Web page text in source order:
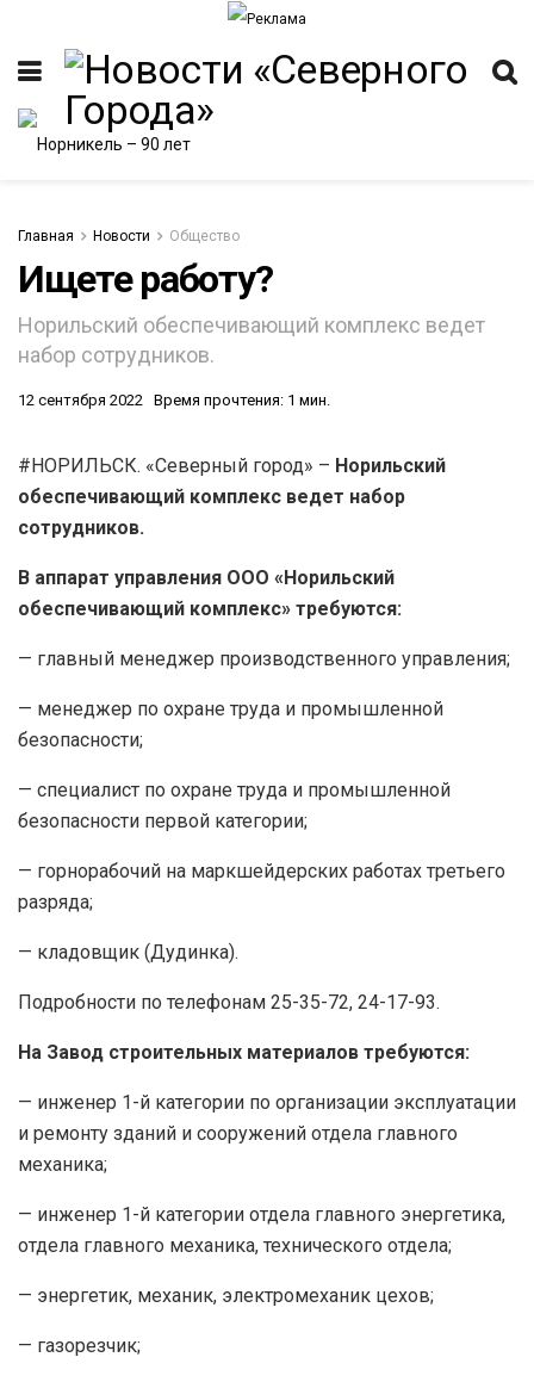
Главная Новости Общество
Ищете работу?
Норильский обеспечивающий комплекс ведет
набор сотрудников.
12 сентября 2022 Время прочтения: 1 мин.
#НОРИЛЬСК. «Северный город» – Норильский
обеспечивающий комплекс ведет набор
сотрудников.
В аппарат управления ООО «Норильский
обеспечивающий комплекс» требуются:
— главный менеджер производственного управления;
— менеджер по охране труда и промышленной
безопасности;
— специалист по охране труда и промышленной
безопасности первой категории;
— горнорабочий на маркшейдерских работах третьего
разряда;
— кладовщик (Дудинка).
Подробности по телефонам 25-35-72, 24-17-93.
На Завод строительных материалов требуются:
— инженер 1-й категории по организации эксплуатации
и ремонту зданий и сооружений отдела главного
механика;
— инженер 1-й категории отдела главного энергетика,
отдела главного механика, технического отдела;
— энергетик, механик, электромеханик цехов;
— газорезчик;